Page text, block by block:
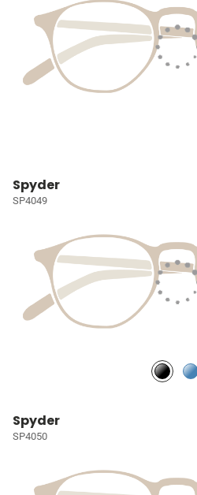
Spyder
SP4049
Spyder
SP4050